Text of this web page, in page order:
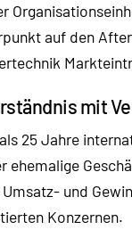
auf den
mit
25 Jahre
ehemalige
und
Konzernen.